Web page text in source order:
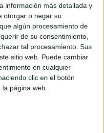
información más detallada y
otorgar o negar su
algún procesamiento de
de su consentimiento,
tal procesamiento. Sus
sitio web. Puede cambiar
en cualquier
clic en el botón
página web.
Hero-. Todo un
categorías.
se ha dado a
la realidad virtual de